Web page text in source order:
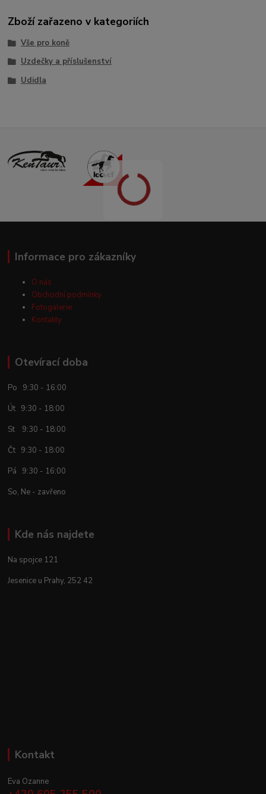
Zboží zařazeno v kategoriích
Vše pro koně
Uzdečky a příslušenství
Udidla
Informace pro zákazníky
O nás
Obchodní podmínky
Fotogalerie
Kontakty
Otevírací doba
Po 9:30 - 16:00
Út 9:30 - 18:00
St 9:30 - 18:00
Čt 9:30 - 18:00
Pá 9:30 - 16:00
So, Ne - zavřeno
Kde nás najdete
Na spojce 121
Jesenice u Prahy, 252 42
Kontakt
Eva Ozanne